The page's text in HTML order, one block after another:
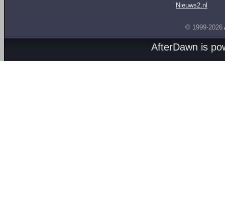
Nieuws2.nl
© 1999-2026
AfterDawn is